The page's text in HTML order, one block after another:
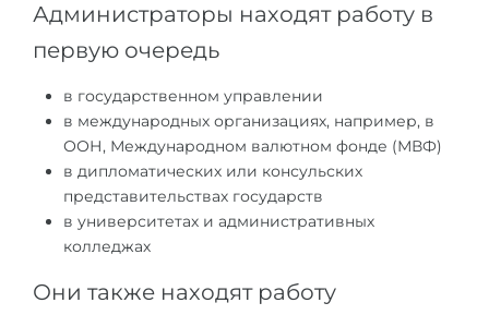
Администраторы находят работу в
первую очередь
в государственном управлении
в международных организациях, например, в
ООН, Международном валютном фонде (МВФ)
в дипломатических или консульских
представительствах государств
в университетах и ​​административных
колледжах
Они также находят работу